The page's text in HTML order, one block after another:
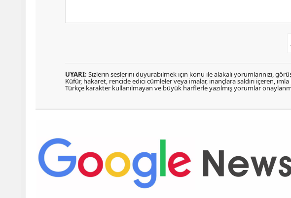
UYARI: Sizlerin seslerini duyurabilmek için konu ile alakalı yorumlarınızı,
Küfür, hakaret, rencide edici cümleler veya imalar, inançlara saldırı içeren, imla
Türkçe karakter kullanılmayan ve büyük harflerle yazılmış yorumlar